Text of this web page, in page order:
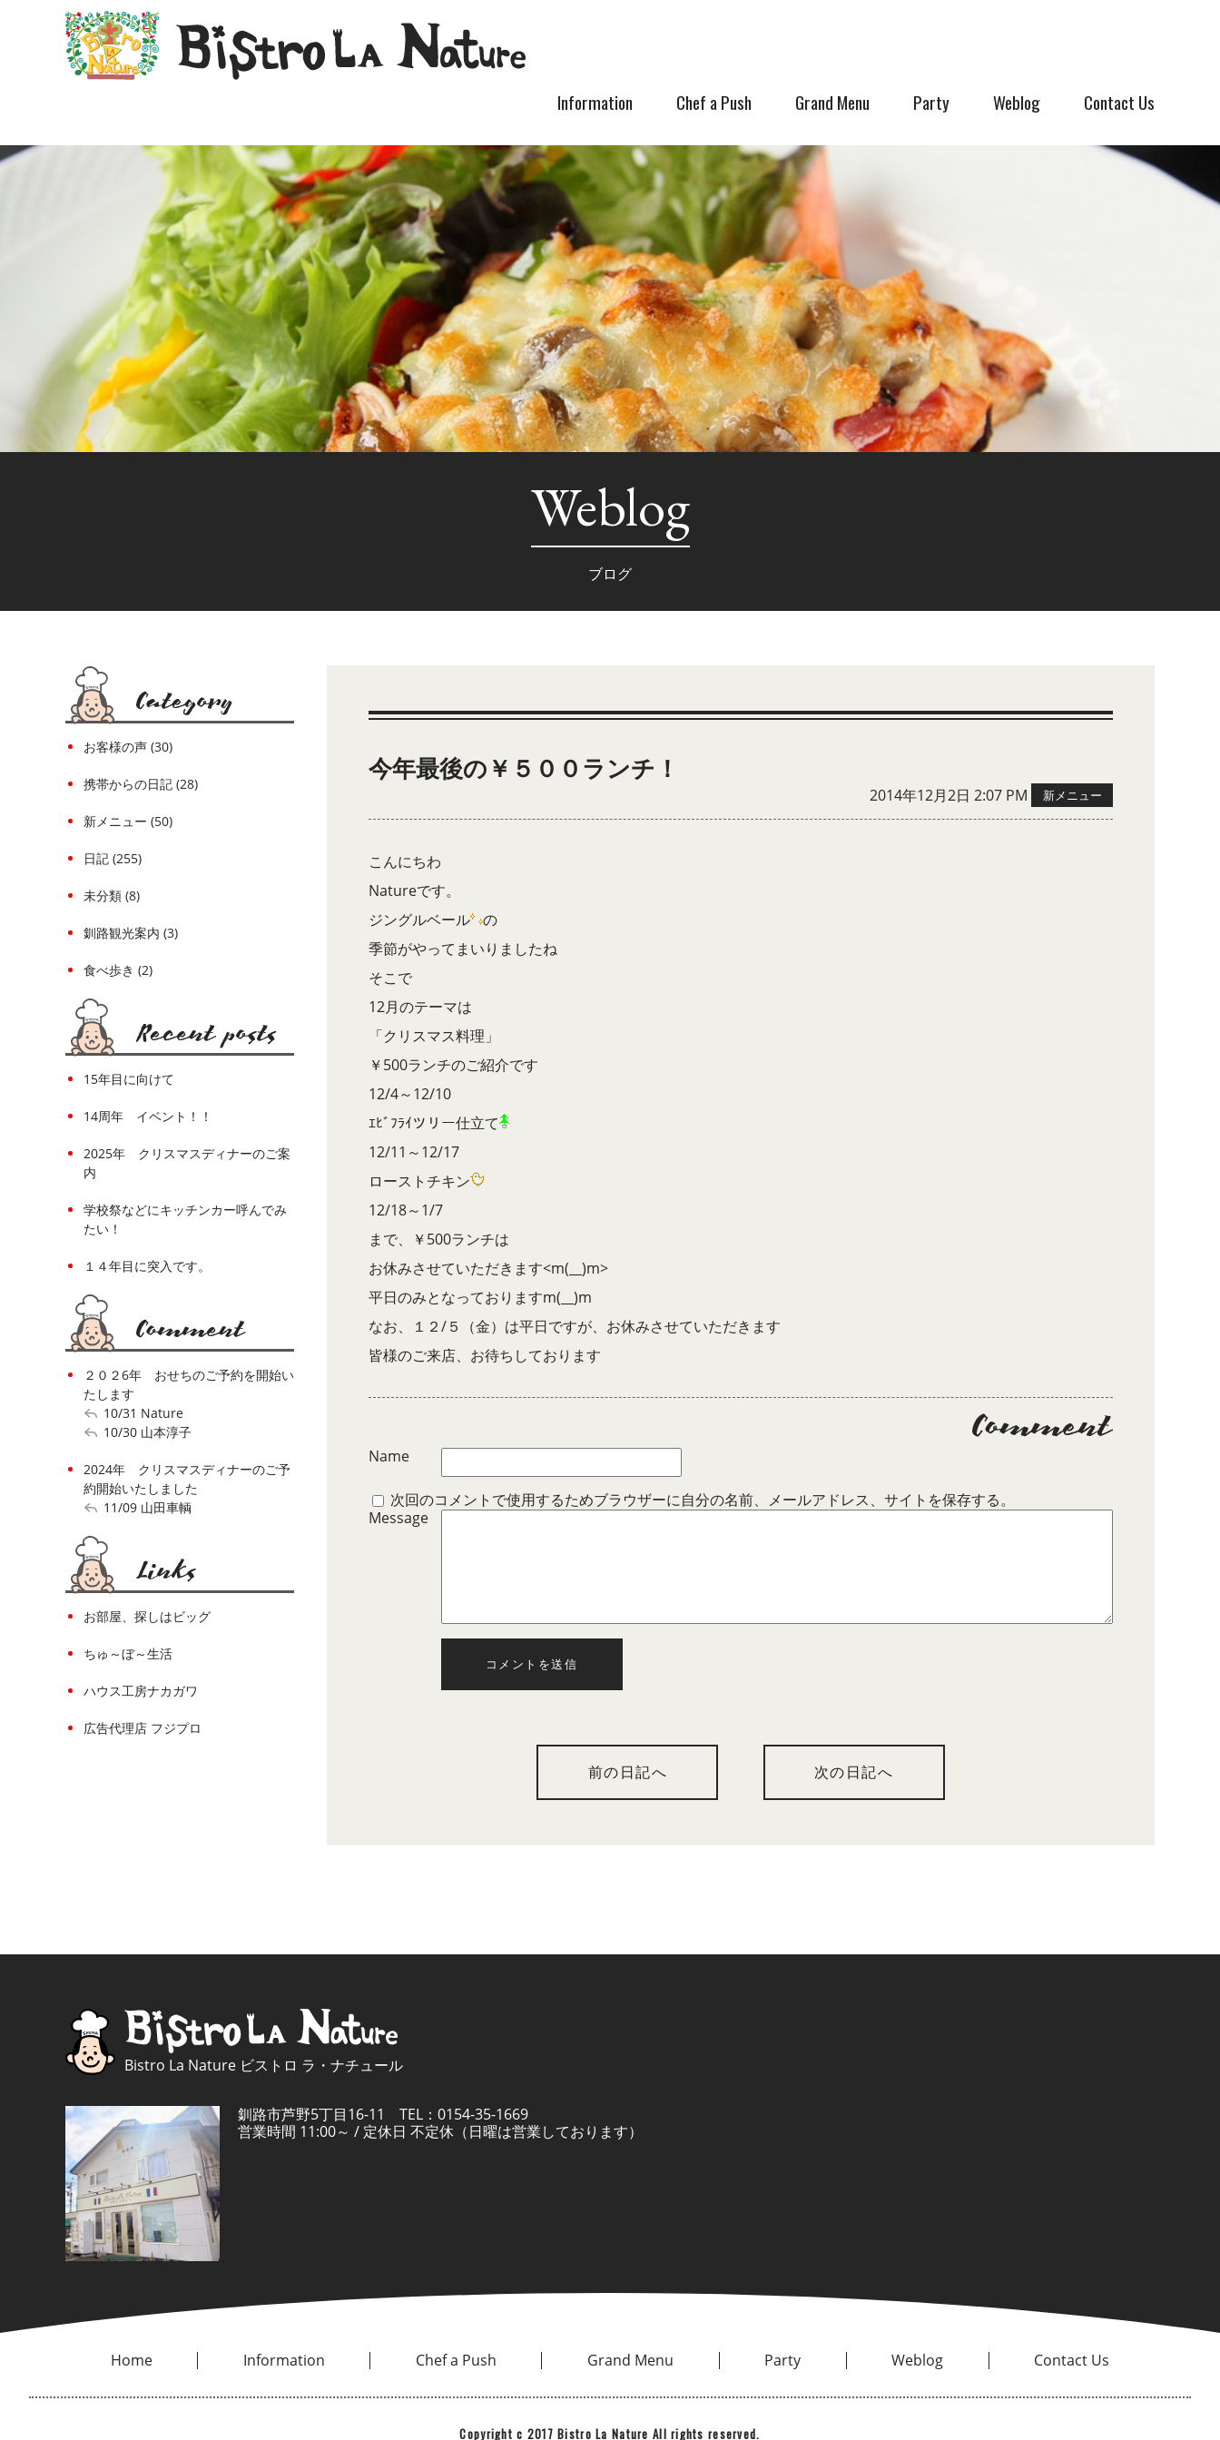
Information Chef a Push Grand Menu Party Weblog Contact Us
Weblog
ブログ
今年最後の￥５００ランチ！
2014年12月2日 2:07 PM 新メニュー
こんにちわ
Natureです。
ジングルベール
の
季節がやってまいりましたね
そこで
12月のテーマは
「クリスマス料理」
￥500ランチのご紹介です
12/4～12/10
ｴﾋﾞﾌﾗｲツリー仕立て
12/11～12/17
ローストチキン
12/18～1/7
まで、￥500ランチは
お休みさせていただきます<m(__)m>
平日のみとなっておりますm(__)m
なお、１２/５（金）は平日ですが、お休みさせていただきます
皆様のご来店、お待ちしております
Name
次回のコメントで使用するためブラウザーに自分の名前、メールアドレス、サイトを保存する。
Message
コメントを送信
前の日記へ 次の日記へ
お客様の声 (30)
携帯からの日記 (28)
新メニュー (50)
日記 (255)
未分類 (8)
釧路観光案内 (3)
食べ歩き (2)
15年目に向けて
14周年 イベント！！
2025年 クリスマスディナーのご案
内
学校祭などにキッチンカー呼んでみ
たい！
１４年目に突入です。
２０２6年 おせちのご予約を開始い
たします
10/31 Nature
10/30 山本淳子
2024年 クリスマスディナーのご予
約開始いたしました
11/09 山田車輌
お部屋、探しはビッグ
ちゅ～ぼ～生活
ハウス工房ナカガワ
広告代理店 フジプロ
Bistro La Nature ビストロ ラ・ナチュール
釧路市芦野5丁目16-11 TEL：0154-35-1669
営業時間 11:00～ / 定休日 不定休（日曜は営業しております）
Home Information Chef a Push Grand Menu Party Weblog Contact Us
Copyright c 2017 Bistro La Nature All rights reserved.